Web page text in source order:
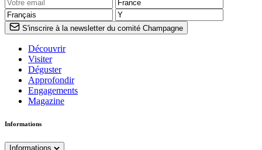
S'inscrire à la newsletter du comité Champagne
Découvrir
Visiter
Déguster
Approfondir
Engagements
Magazine
Informations
Informations